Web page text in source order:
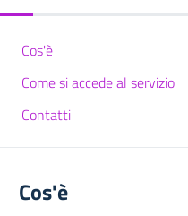
Cos'è
Come si accede al servizio
Contatti
Cos'è